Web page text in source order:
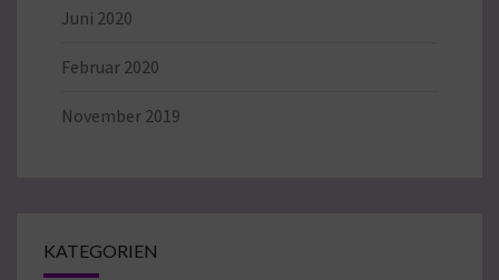
Juni 2020
Februar 2020
November 2019
KATEGORIEN